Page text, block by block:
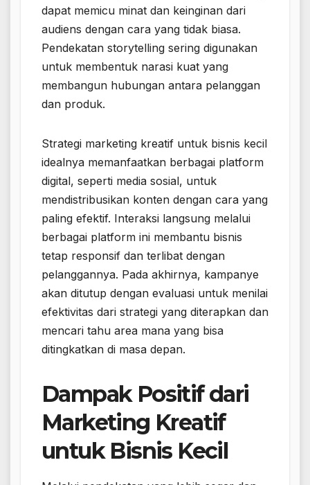
dapat memicu minat dan keinginan dari
audiens dengan cara yang tidak biasa.
Pendekatan storytelling sering digunakan
untuk membentuk narasi kuat yang
membangun hubungan antara pelanggan
dan produk.
Strategi marketing kreatif untuk bisnis kecil
idealnya memanfaatkan berbagai platform
digital, seperti media sosial, untuk
mendistribusikan konten dengan cara yang
paling efektif. Interaksi langsung melalui
berbagai platform ini membantu bisnis
tetap responsif dan terlibat dengan
pelanggannya. Pada akhirnya, kampanye
akan ditutup dengan evaluasi untuk menilai
efektivitas dari strategi yang diterapkan dan
mencari tahu area mana yang bisa
ditingkatkan di masa depan.
Dampak Positif dari
Marketing Kreatif
untuk Bisnis Kecil